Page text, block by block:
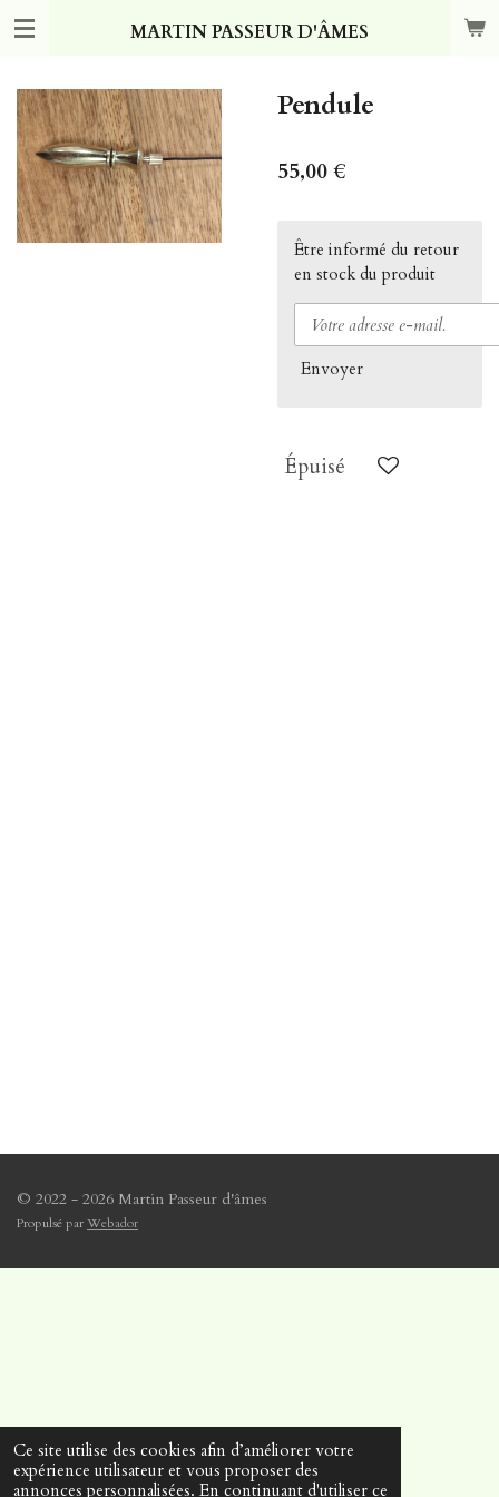
Ce site utilise des cookies afin d’améliorer votre
expérience utilisateur et vous proposer des
annonces personnalisées. En continuant d'utiliser ce
Passer
principal
MARTIN PASSEUR D'ÂMES
Pendule
55,00 €
Être informé du retour
en stock du produit
Envoyer
Épuisé
© 2022 - 2026 Martin Passeur d'âmes
Propulsé parWebador